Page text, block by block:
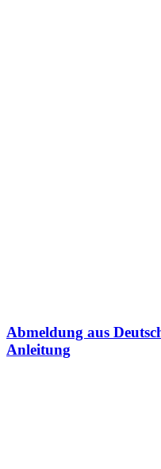
Abmeldung aus
Anleitung